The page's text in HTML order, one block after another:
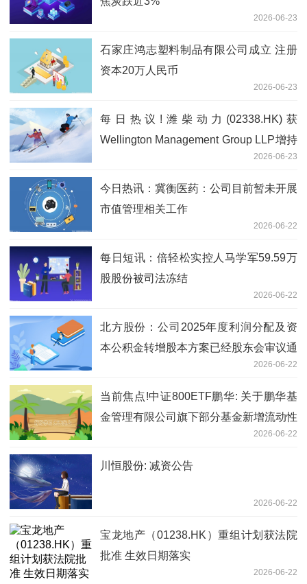
2026-06-23
石家庄鸿志塑料制品有限公司成立 注册
资本20万人民币
2026-06-23
每日热议!潍柴动力(02338.HK)获
Wellington Management Group LLP增持
2026-06-23
今日热讯：冀衡医药：公司目前暂未开展
市值管理相关工作
2026-06-22
每日短讯：倍轻松实控人马学军59.59万
股股份被司法冻结
2026-06-22
北方股份：公司2025年度利润分配及资
本公积金转增股本方案已经股东会审议通
2026-06-22
当前焦点!中证800ETF鹏华: 关于鹏华基
金管理有限公司旗下部分基金新增流动性
2026-06-22
川恒股份: 减资公告
2026-06-22
宝龙地产（01238.HK）重组计划获法院
批准 生效日期落实
2026-06-22